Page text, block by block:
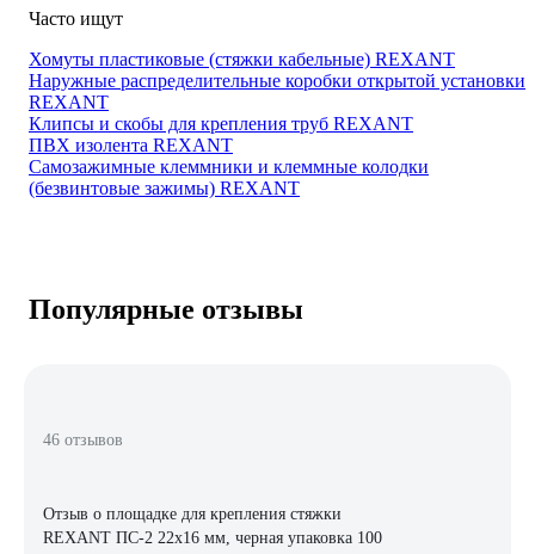
Часто ищут
Хомуты пластиковые (стяжки кабельные) REXANT
Наружные распределительные коробки открытой установки
REXANT
Клипсы и скобы для крепления труб REXANT
ПВХ изолента REXANT
Самозажимные клеммники и клеммные колодки
(безвинтовые зажимы) REXANT
Популярные отзывы
46 отзывов
Отзыв о площадке для крепления стяжки
REXANT ПС-2 22x16 мм, черная упаковка 100